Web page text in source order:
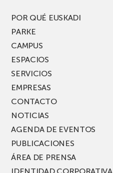
POR QUÉ EUSKADI
PARKE
CAMPUS
ESPACIOS
SERVICIOS
EMPRESAS
CONTACTO
NOTICIAS
AGENDA DE EVENTOS
PUBLICACIONES
ÁREA DE PRENSA